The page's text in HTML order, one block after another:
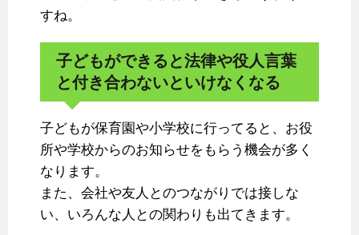
すね。
子どもができると法律や役人言葉
と付き合わないといけなくなる
子どもが保育園や小学校に行ってると、お役
所や学校からのお知らせをもらう機会が多く
なります。
また、会社や友人とのつながりでは接しな
い、いろんな人との関わりも出てきます。